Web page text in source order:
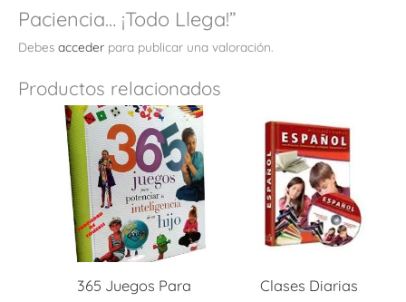
Paciencia… ¡Todo Llega!”
Debes acceder para publicar una valoración.
Productos relacionados
365 Juegos Para
Clases Diarias